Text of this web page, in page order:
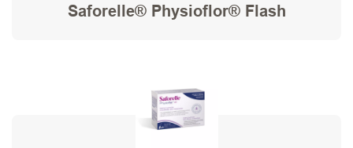
Saforelle® Physioflor® Flash